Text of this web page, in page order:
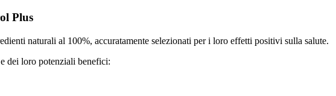
Plus
naturali al 100%, accuratamente selezionati per i loro effetti positivi sulla salute.
dei loro potenziali benefici: